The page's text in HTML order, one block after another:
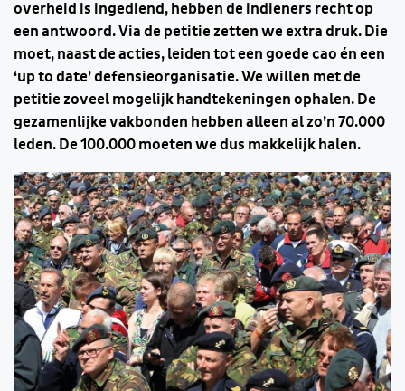
overheid is ingediend, hebben de indieners recht op
een antwoord. Via de petitie zetten we extra druk. Die
moet, naast de acties, leiden tot een goede cao én een
‘up to date’ defensieorganisatie. We willen met de
petitie zoveel mogelijk handtekeningen ophalen. De
gezamenlijke vakbonden hebben alleen al zo’n 70.000
leden. De 100.000 moeten we dus makkelijk halen.